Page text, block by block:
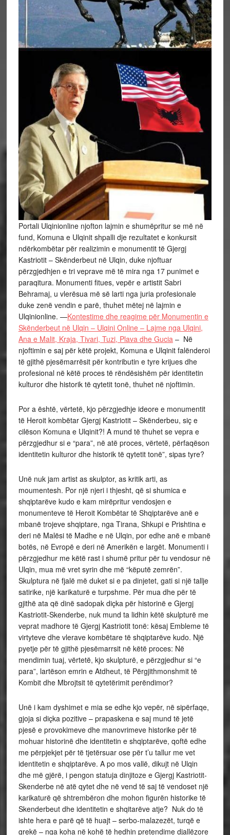
Portali Ulqinionline njofton lajmin e shumëpritur se më në
fund, Komuna e Ulqinit shpalli dje rezultatet e konkursit
ndërkombëtar për realizimin e monumentit të Gjergj
Kastriotit – Skënderbeut në Ulqin, duke njoftuar
përzgjedhjen e tri veprave më të mira nga 17 punimet e
paraqitura. Monumenti fitues, vepër e artistit Sabri
Behramaj, u vlerësua më së larti nga juria profesionale
duke zenë vendin e parë, thuhet mëtej në lajmin e
Ulqinionline. —Kontestime dhe reagime për Monumentin e
Skënderbeut në Ulqin – Ulqini Online – Lajme nga Ulqini,
Ana e Malit, Kraja, Tivari, Tuzi, Plava dhe Gucia– Në
njoftimin e saj për këtë projekt, Komuna e Ulqinit falënderoi
të gjithë pjesëmarrësit për kontributin e tyre krijues dhe
profesional në këtë proces të rëndësishëm për identitetin
kulturor dhe historik të qytetit tonë, thuhet në njoftimin.
Por a është, vërtetë, kjo përzgjedhje ideore e monumentit
të Heroit kombëtar Gjergj Kastriotit – Skënderbeu, siç e
cilëson Komuna e Ulqinit?! A mund të thuhet se vepra e
përzgjedhur si e “para”, në atë proces, vërtetë, përfaqëson
identitetin kulturor dhe historik të qytetit tonë”, sipas tyre?
Unë nuk jam artist as skulptor, as kritik arti, as
moumentesh. Por një njeri i thjesht, që si shumica e
shqiptarëve kudo e kam mirëpritur vendosjen e
monumenteve të Heroit Kombëtar të Shqiptarëve anë e
mbanë trojeve shqiptare, nga Tirana, Shkupi e Prishtina e
deri në Malësi të Madhe e në Ulqin, por edhe anë e mbanë
botës, në Evropë e deri në Amerikën e largët. Monumenti i
përzgjedhur me këtë rast i shumë pritur për tu vendosur në
Ulqin, mua më vret syrin dhe më “këputë zemrën”.
Skulptura në fjalë më duket si e pa dinjetet, gati si një tallje
satirike, një karikaturë e turpshme. Për mua dhe për të
gjithë ata që dinë sadopak diçka për historinë e Gjergj
Kastriotit-Skenderbe, nuk mund ta lidhin këtë skulpturë me
veprat madhore të Gjergj Kastriotit tonë: kësaj Embleme të
virtyteve dhe vlerave kombëtare të shqiptarëve kudo. Një
pyetje për të gjithë pjesëmarrsit në këtë proces: Në
mendimin tuaj, vërtetë, kjo skulpturë, e përzgjedhur si “e
para”, lartëson emrin e Atdheut, të Përgjithmonshmit të
Kombit dhe Mbrojtsit të qytetërimit perëndimor?
Unë i kam dyshimet e mia se edhe kjo vepër, në sipërfaqe,
gjoja si diçka pozitive – prapaskena e saj mund të jetë
pjesë e provokimeve dhe manovrimeve historike për të
mohuar historinë dhe identitetin e shqiptarëve, qoftë edhe
me përpjekjet për të tjetërsuar ose për t’u tallur me vet
identitetin e shqiptarëve. A po mos vallë, dikujt në Ulqin
dhe më gjërë, i pengon statuja dinjitoze e Gjergj Kastriotit-
Skenderbe në atë qytet dhe në vend të saj të vendoset një
karikaturë që shtrembëron dhe mohon figurën historike të
Skenderbeut dhe identitetin e shqitarëve atje? Nuk do të
ishte hera e parë që të huajt – serbo-malazezët, turqë e
grekë – nga koha në kohë të hedhin pretendime djallëzore